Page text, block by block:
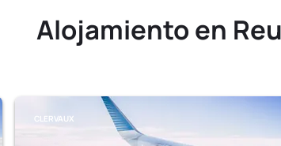
Alojamiento en
CLERVAUX